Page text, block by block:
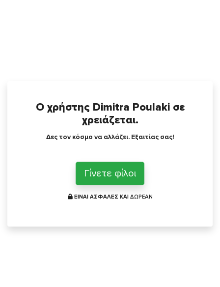
Ο χρήστης Dimitra Poulaki σε
χρειάζεται.
Δες τον κόσμο να αλλάζει. Εξαιτίας σας!
Γίνετε φίλοι
ΕΙΝΑΙ ΑΣΦΑΛΕΣ ΚΑΙ ΔΩΡΕΑΝ